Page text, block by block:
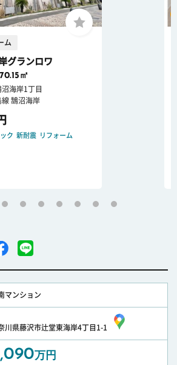
ム
グランロワ
㎡
海岸1丁目
鵠沼海岸
ク 新耐震 リフォーム
マンション
川県藤沢市辻堂東海岸4丁目1-1
万円